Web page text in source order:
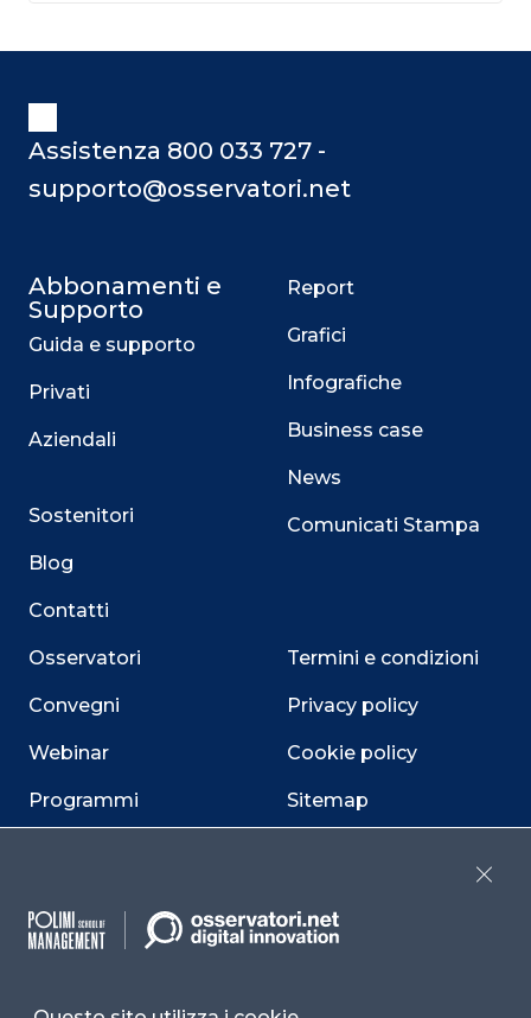
Assistenza 800 033 727 -
supporto@osservatori.net
Abbonamenti e
Supporto
Guida e supporto
Privati
Aziendali
Sostenitori
Blog
Contatti
Osservatori
Convegni
Webinar
Programmi
Report
Grafici
Infografiche
Business case
News
Comunicati Stampa
Termini e condizioni
Privacy policy
Cookie policy
Sitemap
Cookie Center